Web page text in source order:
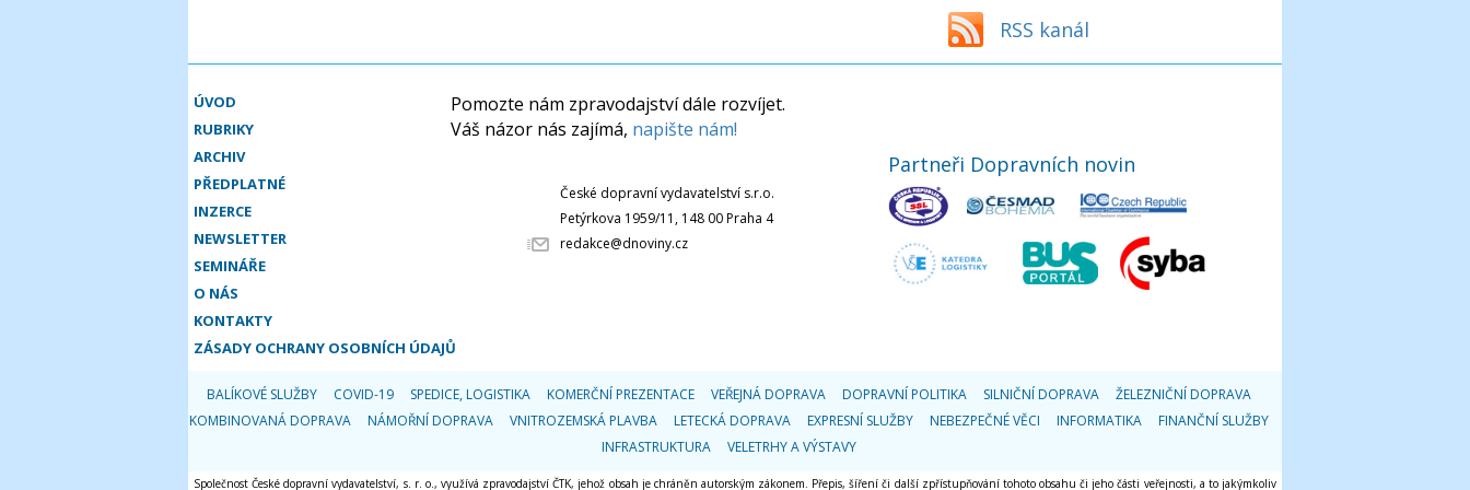
RSS kanál
ÚVOD
RUBRIKY
ARCHIV
PŘEDPLATNÉ
INZERCE
NEWSLETTER
SEMINÁŘE
O NÁS
KONTAKTY
ZÁSADY OCHRANY OSOBNÍCH ÚDAJŮ
Pomozte nám zpravodajství dále rozvíjet.
Váš názor nás zajímá, napište nám!
České dopravní vydavatelství s.r.o.
Petýrkova 1959/11, 148 00 Praha 4
redakce@dnoviny.cz
Partneři Dopravních novin
BALÍKOVÉ SLUŽBY COVID-19 SPEDICE, LOGISTIKA KOMERČNÍ PREZENTACE VEŘEJNÁ DOPRAVA DOPRAVNÍ POLITIKA SILNIČNÍ DOPRAVA
ŽELEZNIČNÍ DOPRAVA
KOMBINOVANÁ DOPRAVA
NÁMOŘNÍ DOPRAVA VNITROZEMSKÁ PLAVBA LETECKÁ DOPRAVA EXPRESNÍ SLUŽBY NEBEZPEČNÉ VĚCI INFORMATIKA
FINANČNÍ SLUŽBY
INFRASTRUKTURA
VELETRHY A VÝSTAVY
Společnost České dopravní vydavatelství, s. r. o., využívá zpravodajství ČTK, jehož obsah je chráněn autorským zákonem. Přepis, šíření či další zpřístupňování tohoto obsahu či jeho části veřejnosti, a to jakýmkoliv